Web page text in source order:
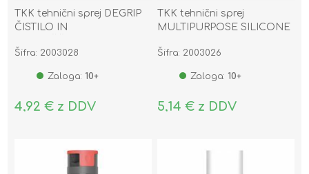
TKK tehnični sprej DEGRIP
ČISTILO IN
PROTECT 400ML
Šifra: 2003028
Zaloga: 10+
4,92 € z DDV
TKK tehnični sprej
MULTIPURPOSE SILICONE
Šifra: 2003026
Zaloga: 10+
5,14 € z DDV